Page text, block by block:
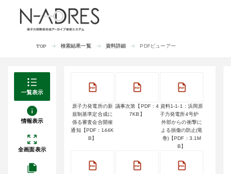
TOP 検索結果一覧 資料詳細 PDFビューアー
一覧表示
情報表示
全画面表示
原子力発電所の新
規制基準定合成に
係る審査会合開催
通知【PDF：144K
B】
議事次第【PDF：4
7KB】
資料1-1-1：浜岡原
子力発電所4号炉
外部からの衝撃に
よる損傷の防止(竜
巻)【PDF：3.1M
B】